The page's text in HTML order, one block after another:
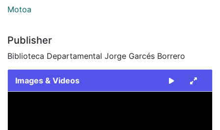
Motoa
Publisher
Biblioteca Departamental Jorge Garcés Borrero
Images & Videos